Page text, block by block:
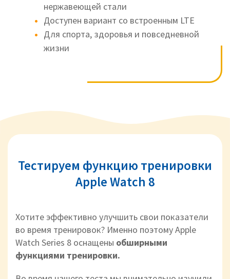
нержавеющей стали
Доступен вариант со встроенным LTE
Для спорта, здоровья и повседневной
жизни
Тестируем функцию тренировки
Apple Watch 8
Хотите эффективно улучшить свои показатели
во время тренировок? Именно поэтому Apple
Watch Series 8 оснащены обширными
функциями тренировки.